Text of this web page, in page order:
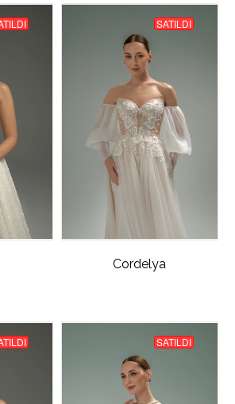
SATILDI
Cordelya
SATILDI